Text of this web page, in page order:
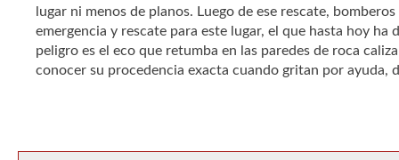
lugar ni menos de planos. Luego de ese rescate,
emergencia y rescate para este lugar, el que hasta hoy ha
peligro es el eco que retumba en las paredes de roca
conocer su procedencia exacta cuando gritan por ayuda,